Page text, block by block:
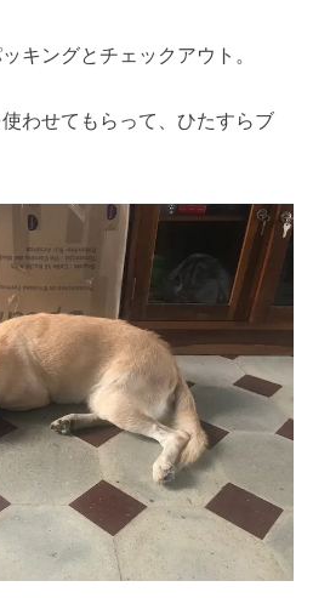
キングとチェックアウト。
わせてもらって、ひたすらブ